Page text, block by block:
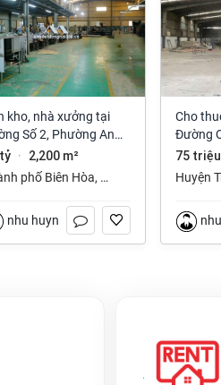
Số 2, Phường An
Thành phố Biên Hòa,
Nai giá 25 tỷ
· 2,200 m²
phố Biên Hòa,
nhu huynh
Cho thuê kho, nhà xưởng
Đường
Nai 3,
Nai giá
75 triệu
Huyện
Cho